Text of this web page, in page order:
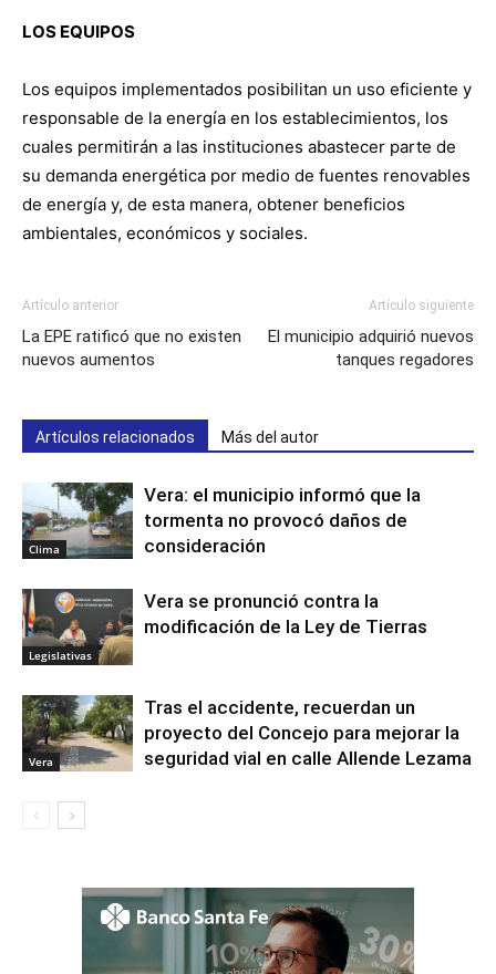
LOS EQUIPOS
Los equipos implementados posibilitan un uso eficiente y
responsable de la energía en los establecimientos, los
cuales permitirán a las instituciones abastecer parte de
su demanda energética por medio de fuentes renovables
de energía y, de esta manera, obtener beneficios
ambientales, económicos y sociales.
Artículo anterior
La EPE ratificó que no existen
nuevos aumentos
Artículo siguiente
El municipio adquirió nuevos
tanques regadores
Artículos relacionados Más del autor
Clima
Vera: el municipio informó que la
tormenta no provocó daños de
consideración
Legislativas
Vera se pronunció contra la
modificación de la Ley de Tierras
Vera
Tras el accidente, recuerdan un
proyecto del Concejo para mejorar la
seguridad vial en calle Allende Lezama